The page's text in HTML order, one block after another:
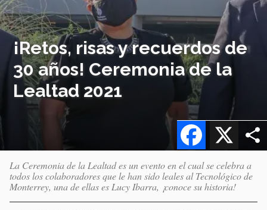
¡Retos, risas y recuerdos de
30 años! Ceremonia de la
Lealtad 2021
X
Facebook
La Ceremonia de la Lealtad es un evento en el cual se celebra a
todos los colaboradores que le han sido leales al Tecnológico de
Monterrey, una de ellas es Lucy Ibarra, ¡conoce su historia!